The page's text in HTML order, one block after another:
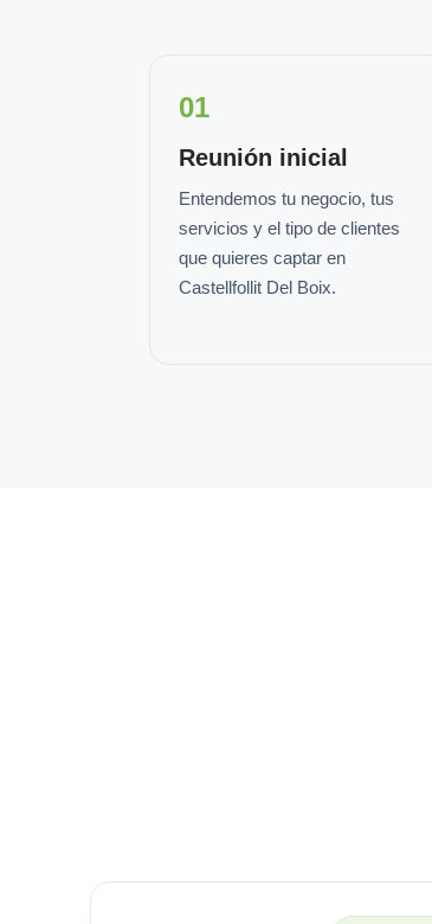
01
Reunión inicial
Entendemos tu negocio, tus
servicios y el tipo de clientes
que quieres captar en
Castellfollit Del Boix.